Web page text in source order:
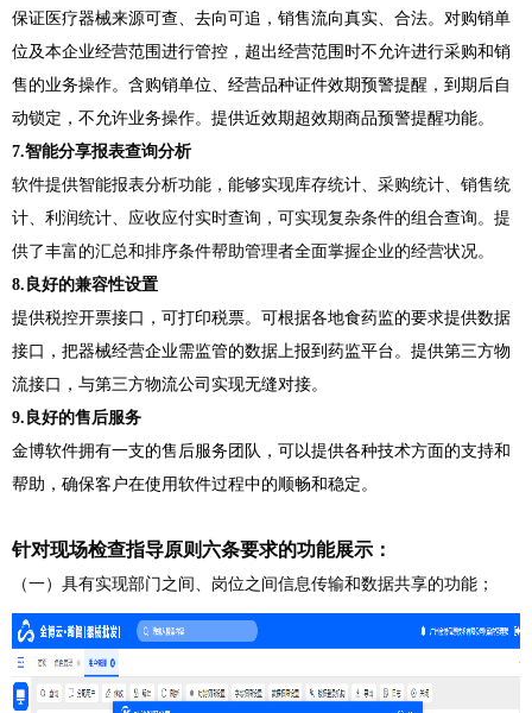
保证医疗器械来源可查、去向可追，销售流向真实、合法。对购销单
位及本企业经营范围进行管控，超出经营范围时不允许进行采购和销
售的业务操作。含购销单位、经营品种证件效期预警提醒，到期后自
动锁定，不允许业务操作。提供近效期超效期商品预警提醒功能。
7.智能分享报表查询分析
软件提供智能报表分析功能，能够实现库存统计、采购统计、销售统
计、利润统计、应收应付实时查询，可实现复杂条件的组合查询。提
供了丰富的汇总和排序条件帮助管理者全面掌握企业的经营状况。
8.良好的兼容性设置
提供税控开票接口，可打印税票。可根据各地食药监的要求提供数据
接口，把器械经营企业需监管的数据上报到药监平台。提供第三方物
流接口，与第三方物流公司实现无缝对接。
9.良好的售后服务
金博软件拥有一支的售后服务团队，可以提供各种技术方面的支持和
帮助，确保客户在使用软件过程中的顺畅和稳定。
针对现场检查指导原则六条要求的功能展示 ：
（一） 具有实现部门之间、岗位之间信息传输和数据共享的功能；